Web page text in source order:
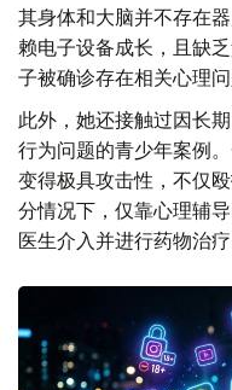
其身体和大脑并不存在
赖电子设备成长，且缺
子被确诊存在相关心理问
此外，她还接触过因长
行为问题的青少年案例
变得极具攻击性，不仅
分情况下，仅靠心理辅
医生介入并进行药物治疗